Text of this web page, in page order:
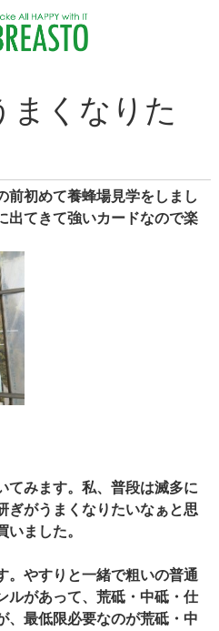
まくなりた
前初めて養蜂場見学をしまし
出てきて強いカードなので楽
てみます。私、普段は滅多に
ぎがうまくなりたいなぁと思
ました。
。やすりと一緒で粗いの普通
ルがあって、荒砥・中砥・仕
、最低限必要なのが荒砥・中